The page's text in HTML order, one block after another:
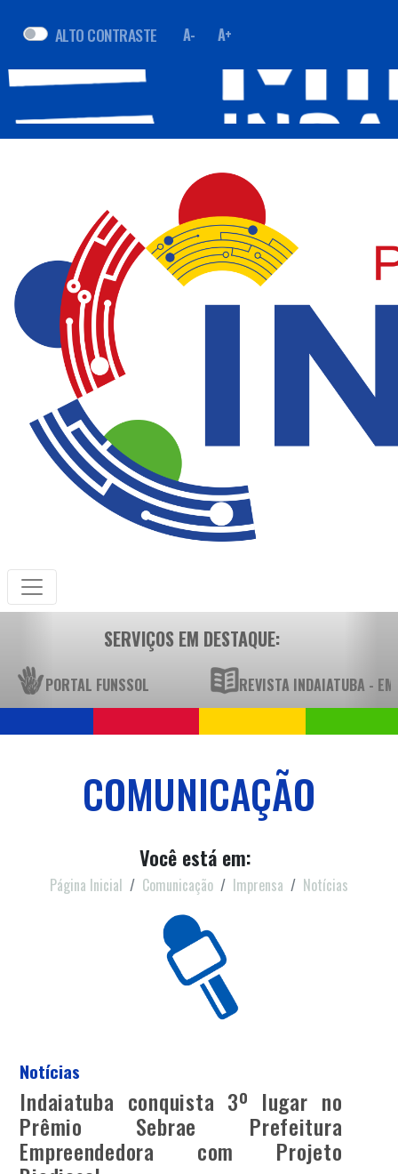
ALTO CONTRASTE A- A+
SERVIÇOS EM DESTAQUE:
PORTAL FUNSSOL REVISTA INDAIATUBA -
COMUNICAÇÃO
Você está em:
Página Inicial Comunicação Imprensa Notícias
Notícias
Indaiatuba conquista 3º lugar no
Prêmio Sebrae Prefeitura
Empreendedora com Projeto